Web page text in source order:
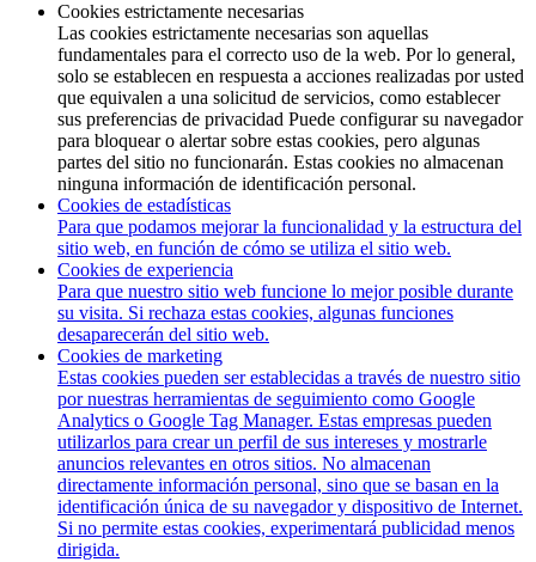
Cookies estrictamente necesarias
Las cookies estrictamente necesarias son aquellas
fundamentales para el correcto uso de la web. Por lo general,
solo se establecen en respuesta a acciones realizadas por usted
que equivalen a una solicitud de servicios, como establecer
sus preferencias de privacidad Puede configurar su navegador
para bloquear o alertar sobre estas cookies, pero algunas
partes del sitio no funcionarán. Estas cookies no almacenan
ninguna información de identificación personal.
Cookies de estadísticas
Para que podamos mejorar la funcionalidad y la estructura del
sitio web, en función de cómo se utiliza el sitio web.
Cookies de experiencia
Para que nuestro sitio web funcione lo mejor posible durante
su visita. Si rechaza estas cookies, algunas funciones
desaparecerán del sitio web.
Cookies de marketing
Estas cookies pueden ser establecidas a través de nuestro sitio
por nuestras herramientas de seguimiento como Google
Analytics o Google Tag Manager. Estas empresas pueden
utilizarlos para crear un perfil de sus intereses y mostrarle
anuncios relevantes en otros sitios. No almacenan
directamente información personal, sino que se basan en la
identificación única de su navegador y dispositivo de Internet.
Si no permite estas cookies, experimentará publicidad menos
dirigida.